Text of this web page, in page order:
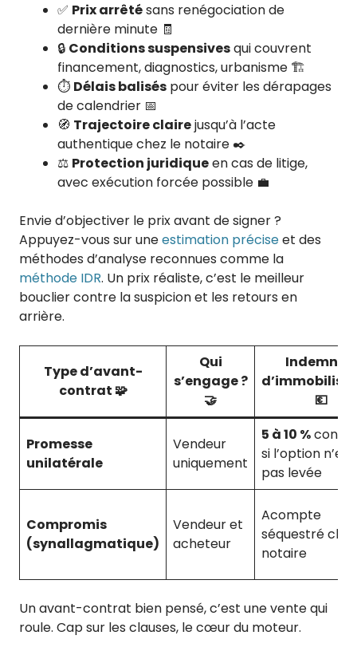
✅ Prix arrêtésans renégociation de
dernière minute 🧾
🔒 Conditions suspensivesqui couvrent
financement, diagnostics, urbanisme 🏗️
⏱️ Délais balisés pour éviter les dérapages
de calendrier 📅
🧭 Trajectoire clairejusqu’à l’acte
authentique chez le notaire ✒️
⚖️ Protection juridiqueen cas de litige,
avec exécution forcée possible 💼
Envie d’objectiver le prix avant de signer ?
Appuyez-vous sur uneestimation préciseet des
méthodes d’analyse reconnues comme la
méthode IDR. Un prix réaliste, c’est le meilleur
bouclier contre la suspicion et les retours en
arrière.
Type d’avant-
contrat 🧩
Qui
s’engage ?
🤝
Indemnité
💶
Promesse
unilatérale
Vendeur
uniquement
5 à 10 %
si l’option n’est
pas levée
Compromis
(synallagmatique)
Vendeur et
acheteur
Acompte
séquestré
notaire
Un avant-contrat bien pensé, c’est une vente qui
roule. Cap sur les clauses, le cœur du moteur.